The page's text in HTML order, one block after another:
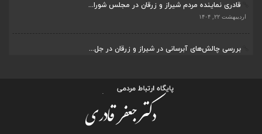
قادری نماینده مردم شیراز و زرقان در مجلس شورا...
اردیبهشت ۲۲, ۱۴۰۴
بررسی چالش‌های آبرسانی در شیراز و زرقان در جل...